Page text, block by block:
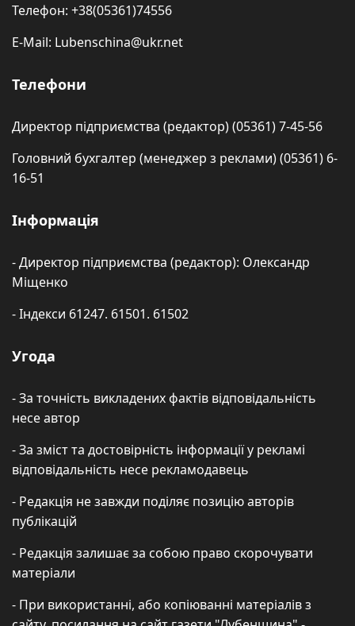
Телефон: +38(05361)74556
E-Mail: Lubenschina@ukr.net
Телефони
Директор підприємства (редактор) (05361) 7-45-56
Головний бухгалтер (менеджер з реклами) (05361) 6-
16-51
Інформація
- Директор підприємства (редактор): Олександр
Міщенко
- Індекси 61247. 61501. 61502
Угода
- За точність викладених фактів відповідальність
несе автор
- За зміст та достовірність інформації у рекламі
відповідальність несе рекламодавець
- Редакція не завжди поділяє позицію авторів
публікацій
- Редакція залишає за собою право скорочувати
матеріали
- При використанні, або копіюванні матеріалів з